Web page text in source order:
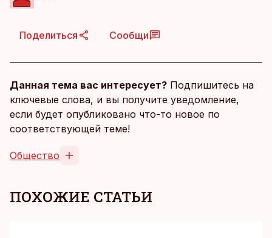
Поделиться Сообщи
Данная тема вас интересует? Подпишитесь на
ключевые слова, и вы получите уведомление,
если будет опубликовано что-то новое по
соответствующей теме!
Общество
ПОХОЖИЕ СТАТЬИ